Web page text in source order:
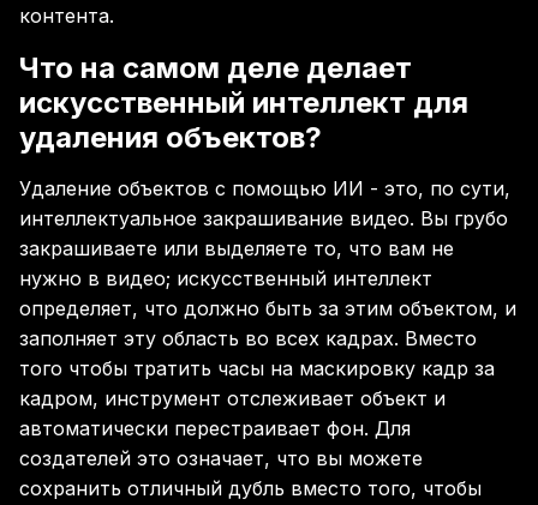
контента.
Что на самом деле делает
искусственный интеллект для
удаления объектов?
Удаление объектов с помощью ИИ - это, по сути,
интеллектуальное закрашивание видео. Вы грубо
закрашиваете или выделяете то, что вам не
нужно в видео; искусственный интеллект
определяет, что должно быть за этим объектом, и
заполняет эту область во всех кадрах. Вместо
того чтобы тратить часы на маскировку кадр за
кадром, инструмент отслеживает объект и
автоматически перестраивает фон. Для
создателей это означает, что вы можете
сохранить отличный дубль вместо того, чтобы